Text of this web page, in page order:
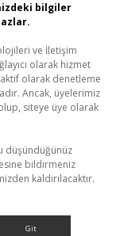
bilgiler
ve İletişim
olarak hizmet
olarak denetleme
Ancak, üyelerimiz
siteye üye olarak
düşündüğünüz
bildirmeniz
kaldırılacaktır.